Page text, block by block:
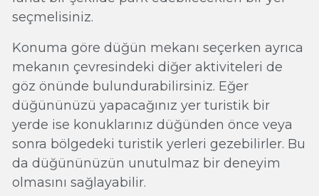
seçmelisiniz.
Konuma göre düğün mekanı seçerken ayrıca
mekanın çevresindeki diğer aktiviteleri de
göz önünde bulundurabilirsiniz. Eğer
düğününüzü yapacağınız yer turistik bir
yerde ise konuklarınız düğünden önce veya
sonra bölgedeki turistik yerleri gezebilirler. Bu
da düğününüzün unutulmaz bir deneyim
olmasını sağlayabilir.